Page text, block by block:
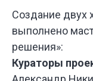
Создание двух
выполнено
решения»:
Кураторы